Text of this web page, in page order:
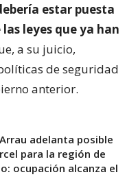
estar puesta
leyes que ya han
a su juicio,
de seguridad
anterior.
adelanta posible
para la región de
ocupación alcanza el